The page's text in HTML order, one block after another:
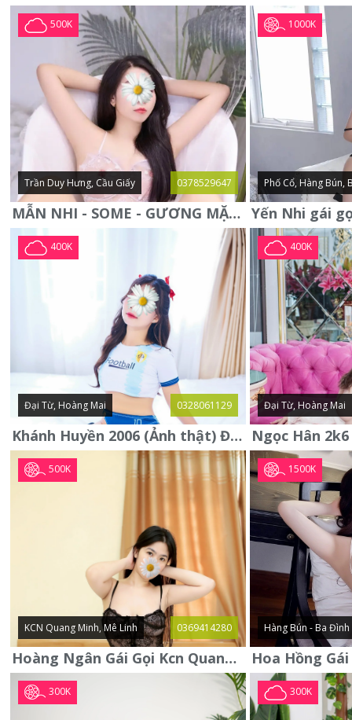
500K
Trần Duy Hưng, Cầu Giấy 0378529647
MẪN NHI - SOME - GƯƠNG MẶT XINH XẮN -CỰC CHIỀU KHÁCH
1000K
Phố Cổ, Hàng Bún,
400K
Đại Từ, Hoàng Mai 0328061129
Khánh Huyền 2006 (Ảnh thật) Đại từ - Hoàng Mai
400K
Đại Từ, Hoàng Mai
500K
KCN Quang Minh, Mê Linh 0369414280
Hoàng Ngân Gái Gọi Kcn Quang Minh - Mê Linh . Hàng Vip Lần Đầu
1500K
Hàng Bún - Ba Đình
300K 300K